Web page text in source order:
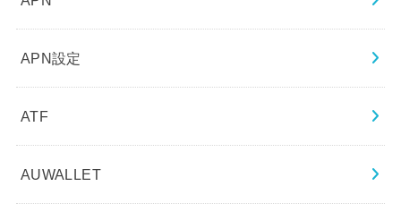
APN設定
ATF
AUWALLET